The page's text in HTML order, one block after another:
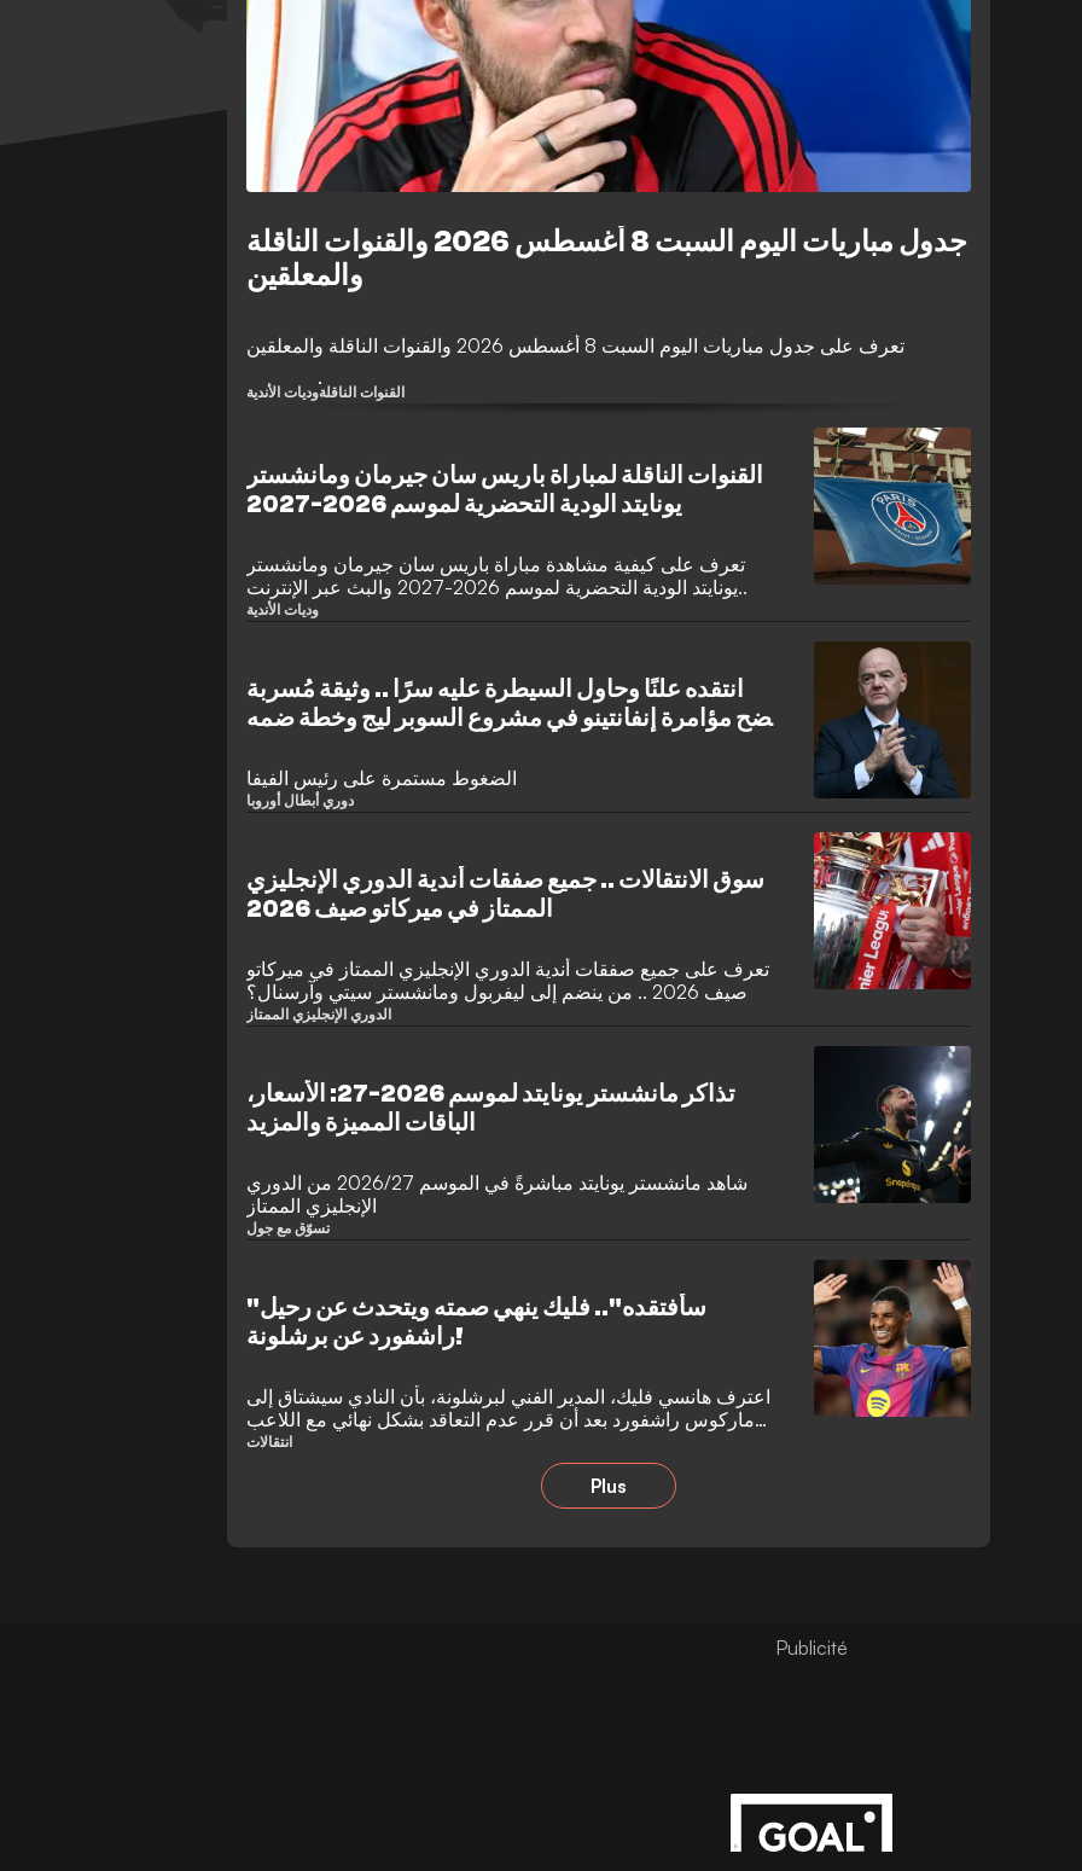
جدول مباريات اليوم السبت 8 أغسطس 2026 والقنوات الناقلة
والمعلقين
تعرف على جدول مباريات اليوم السبت 8 أغسطس 2026 والقنوات الناقلة والمعلقين
وديات الأنديةالقنوات الناقلة
القنوات الناقلة لمباراة باريس سان جيرمان ومانشستر
يونايتد الودية التحضرية لموسم 2026-2027
تعرف على كيفية مشاهدة مباراة باريس سان جيرمان ومانشستر
يونايتد الودية التحضرية لموسم 2026-2027 والبث عبر الإنترنت..
وديات الأندية
انتقده علنًا وحاول السيطرة عليه سرًا .. وثيقة مُسربة
تفضح مؤامرة إنفانتينو في مشروع السوبر ليج وخطة ضمه
الضغوط مستمرة على رئيس الفيفا
دوري أبطال أوروبا
سوق الانتقالات .. جميع صفقات أندية الدوري الإنجليزي
الممتاز في ميركاتو صيف 2026
تعرف على جميع صفقات أندية الدوري الإنجليزي الممتاز في ميركاتو
صيف 2026 .. من ينضم إلى ليفربول ومانشستر سيتي وآرسنال؟
الدوري الإنجليزي الممتاز
تذاكر مانشستر يونايتد لموسم 2026-27: الأسعار،
الباقات المميزة والمزيد
شاهد مانشستر يونايتد مباشرةً في الموسم 2026/27 من الدوري
الإنجليزي الممتاز
تسوّق مع جول
"سأفتقده".. فليك ينهي صمته ويتحدث عن رحيل
راشفورد عن برشلونة!
اعترف هانسي فليك، المدير الفني لبرشلونة، بأن النادي سيشتاق إلى
ماركوس راشفورد بعد أن قرر عدم التعاقد بشكل نهائي مع اللاعب
المعار من مانشستر يونايتد. فقد اختار الفريق الكتالوني عدم تفعيل خيار
الشراء المحدد بـ 26 مليون جنيه إسترليني للجناح، وفضل بدلاً من ذلك
انتقالات
Plus